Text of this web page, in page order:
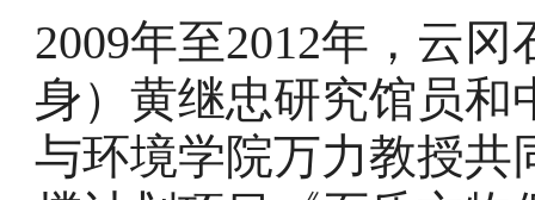
2009年至2012年，云
身）黄继忠研究馆员和
与环境学院万力教授共